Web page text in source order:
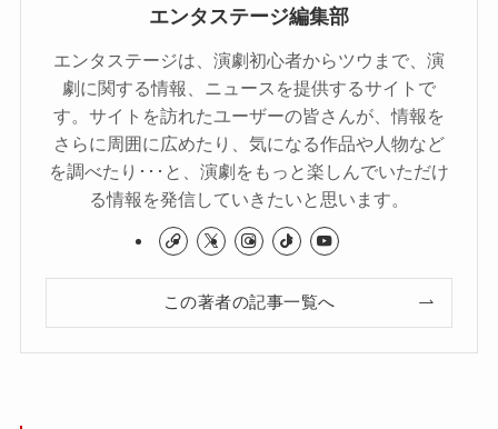
エンタステージ編集部
エンタステージは、演劇初心者からツウまで、演
劇に関する情報、ニュースを提供するサイトで
す。サイトを訪れたユーザーの皆さんが、情報を
さらに周囲に広めたり、気になる作品や人物など
を調べたり･･･と、演劇をもっと楽しんでいただけ
る情報を発信していきたいと思います。
この著者の記事一覧へ